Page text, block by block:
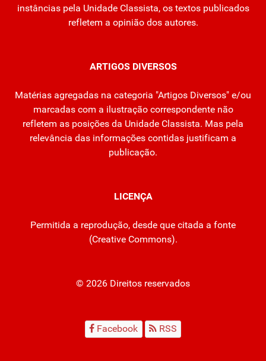
instâncias pela Unidade Classista, os textos publicados
refletem a opinião dos autores.
ARTIGOS DIVERSOS
Matérias agregadas na categoria "Artigos Diversos" e/ou
marcadas com a ilustração correspondente não
refletem as posições da Unidade Classista. Mas pela
relevância das informações contidas justificam a
publicação.
LICENÇA
Permitida a reprodução, desde que citada a fonte
(Creative Commons).
© 2026 Direitos reservados
Facebook RSS